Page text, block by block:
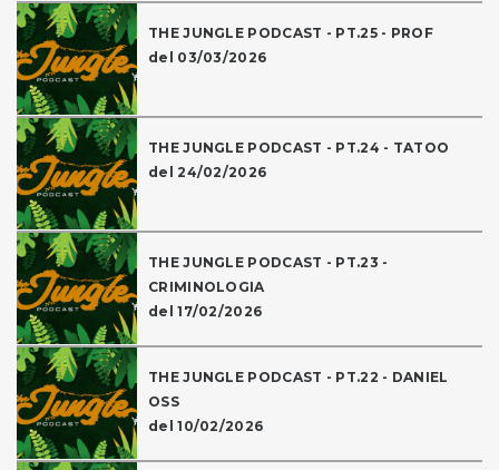
THE JUNGLE PODCAST - PT.25 - PROF
del 03/03/2026
THE JUNGLE PODCAST - PT.24 - TATOO
del 24/02/2026
THE JUNGLE PODCAST - PT.23 -
CRIMINOLOGIA
del 17/02/2026
THE JUNGLE PODCAST - PT.22 - DANIEL
OSS
del 10/02/2026